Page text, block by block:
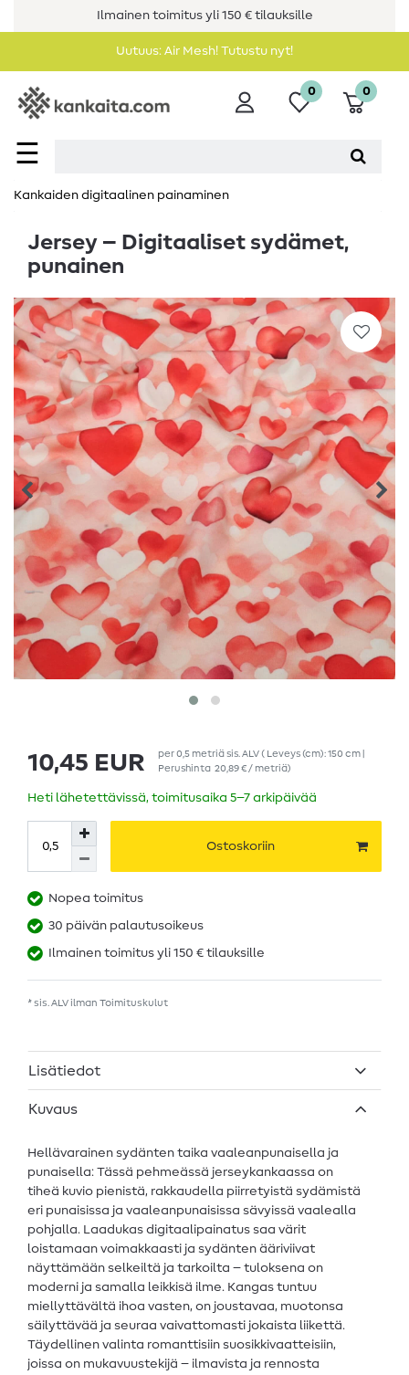
Ilmainen toimitus yli 150 € tilauksille
Uutuus: Air Mesh! Tutustu nyt!
☰
0 0
Kankaiden digitaalinen painaminen
Jersey – Digitaaliset sydämet,
punainen
10,45 EUR per0,5 metriäsis. ALV( Leveys (cm): 150 cm |
Perushinta 20,89 € / metriä)
Heti lähetettävissä, toimitusaika 5–7 arkipäivää
Ostoskoriin
Nopea toimitus
30 päivän palautusoikeus
Ilmainen toimitus yli 150 € tilauksille
* sis. ALV ilman Toimituskulut
Lisätiedot
Kuvaus
Hellävarainen sydänten taika vaaleanpunaisella ja
punaisella: Tässä pehmeässä jerseykankaassa on
tiheä kuvio pienistä, rakkaudella piirretyistä sydämistä
eri punaisissa ja vaaleanpunaisissa sävyissä vaalealla
pohjalla. Laadukas digitaalipainatus saa värit
loistamaan voimakkaasti ja sydänten ääriviivat
näyttämään selkeiltä ja tarkoilta – tuloksena on
moderni ja samalla leikkisä ilme. Kangas tuntuu
miellyttävältä ihoa vasten, on joustavaa, muotonsa
säilyttävää ja seuraa vaivattomasti jokaista liikettä.
Täydellinen valinta romanttisiin suosikkivaatteisiin,
joissa on mukavuustekijä – ilmavista ja rennosta